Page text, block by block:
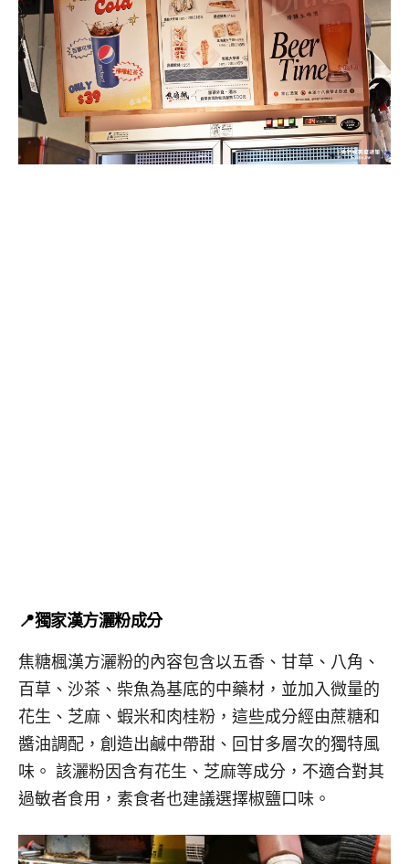
📍獨家漢方灑粉成分
焦糖楓漢方灑粉的內容包含以五香、甘草、八角、
百草、沙茶、柴魚為基底的中藥材，並加入微量的
花生、芝麻、蝦米和肉桂粉，這些成分經由蔗糖和
醬油調配，創造出鹹中帶甜、回甘多層次的獨特風
味。 該灑粉因含有花生、芝麻等成分，不適合對其
過敏者食用，素食者也建議選擇椒鹽口味。